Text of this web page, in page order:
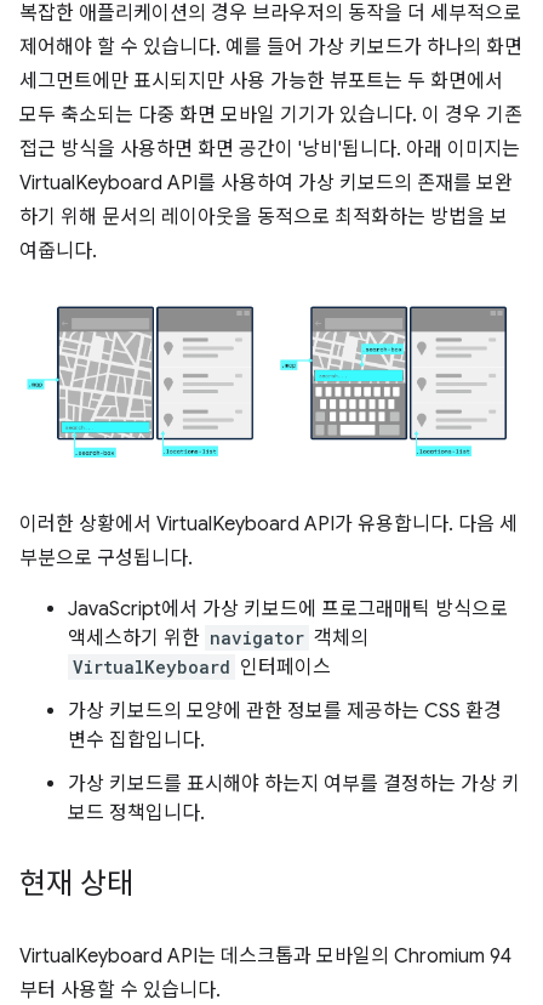
복잡한 애플리케이션의 경우 브라우저의 동작을 더 세부적으로
제어해야 할 수 있습니다. 예를 들어 가상 키보드가 하나의 화면
세그먼트에만 표시되지만 사용 가능한 뷰포트는 두 화면에서
모두 축소되는 다중 화면 모바일 기기가 있습니다. 이 경우 기존
접근 방식을 사용하면 화면 공간이 '낭비'됩니다. 아래 이미지는
VirtualKeyboard API를 사용하여 가상 키보드의 존재를 보완
하기 위해 문서의 레이아웃을 동적으로 최적화하는 방법을 보
여줍니다.
이러한 상황에서 VirtualKeyboard API가 유용합니다. 다음 세
부분으로 구성됩니다.
JavaScript에서 가상 키보드에 프로그래매틱 방식으로
액세스하기 위한 navigator 객체의
VirtualKeyboard 인터페이스
가상 키보드의 모양에 관한 정보를 제공하는 CSS 환경
변수 집합입니다.
가상 키보드를 표시해야 하는지 여부를 결정하는 가상 키
보드 정책입니다.
현재 상태
VirtualKeyboard API는 데스크톱과 모바일의 Chromium 94
부터 사용할 수 있습니다.